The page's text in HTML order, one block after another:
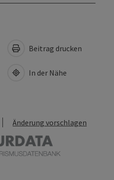
Beitrag drucken
In der Nähe
Änderung vorschlagen